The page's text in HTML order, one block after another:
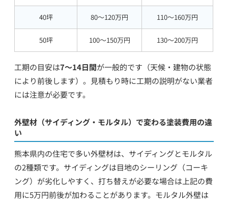
40坪 80〜120万円 110〜160万円
50坪 100〜150万円 130〜200万円
工期の目安は7〜14日間が一般的です（天候・建物の状態
により前後します）。見積もり時に工期の説明がない業者
には注意が必要です。
外壁材（サイディング・モルタル）で変わる塗装費用の違
い
熊本県内の住宅で多い外壁材は、サイディングとモルタル
の2種類です。サイディングは目地のシーリング（コーキ
ング）が劣化しやすく、打ち替えが必要な場合は上記の費
用に5万円前後が加わることがあります。モルタル外壁は